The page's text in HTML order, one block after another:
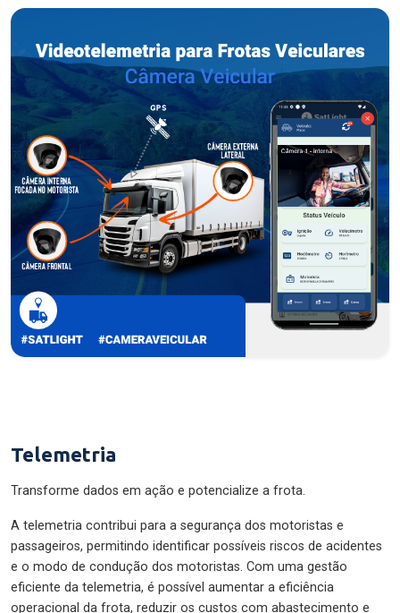
Telemetria
Transforme dados em ação e potencialize a frota.
A telemetria contribui para a segurança dos motoristas e
passageiros, permitindo identificar possíveis riscos de acidentes
e o modo de condução dos motoristas. Com uma gestão
eficiente da telemetria, é possível aumentar a eficiência
operacional da frota, reduzir os custos com abastecimento e